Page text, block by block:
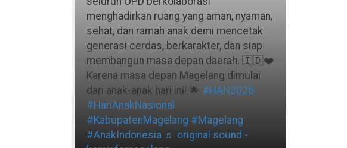
menghadirkan ruang yang aman, nyaman,
sehat, dan ramah anak demi mencetak
generasi cerdas, berkarakter, dan siap
membangun masa depan daerah. 🇮🇩❤️
Karena masa depan Magelang dimulai
dari anak-anak hari ini! 🌟 #HAN2026
#HariAnakNasional
#KabupatenMagelang #Magelang
#AnakIndonesia ♬ original sound -